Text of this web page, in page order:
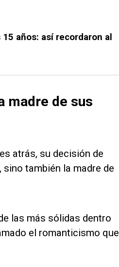
años: así recordaron al
madre de sus
atrás, su decisión de
también la madre de
las más sólidas dentro
el romanticismo que